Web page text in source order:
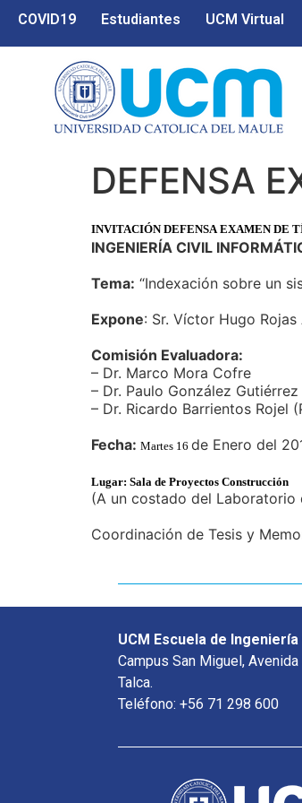
COVID19 Estudiantes UCM Virtual
DEFENSA
INVITACIÓN DEFENSA EXAMEN DE
INGENIERÍA CIVIL
Tema: “Indexación sobre un
Expone: Sr. Víctor Hugo Rojas
Comisión Evaluadora:
– Dr. Marco Mora Cofre
– Dr. Paulo González Gutiérrez
– Dr. Ricardo Barrientos Rojel
Fecha: Martes 16 de Enero del
Lugar: Sala de Proyectos Construcción
(A un costado del Laboratorio
Coordinación de Tesis y
UCM Escuela de
Campus San Miguel,
Talca.
Teléfono: +56 71 298 600